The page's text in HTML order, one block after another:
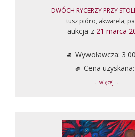
DWÓCH RYCERZY PRZY
tusz pióro, akwarela,
aukcja z 21 marca
Wywoławcza: 3
Cena
... więcej ...